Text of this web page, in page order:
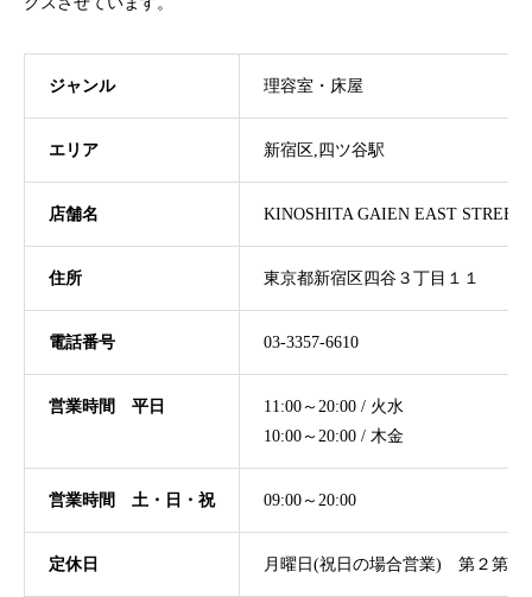
ジャンル 理容室・床屋
エリア 新宿区,四ツ谷駅
店舗名 KINOSHITA GAIEN EAST STREET
住所 東京都新宿区四谷３丁目１１
電話番号 03-3357-6610
営業時間 平日
11:00～20:00 / 火水
10:00～20:00 / 木金
営業時間 土・日・祝 09:00～20:00
定休日 月曜日(祝日の場合営業) 第２第３